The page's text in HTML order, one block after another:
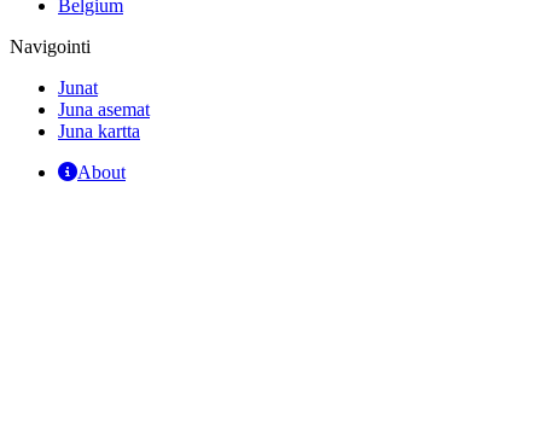
Belgium
Navigointi
Junat
Juna asemat
Juna kartta
About